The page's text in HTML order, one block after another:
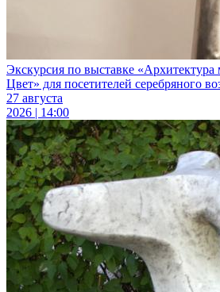
Экскурсия по выставке
Цвет» для посетителей серебряного
27 августа
2026 | 14:00